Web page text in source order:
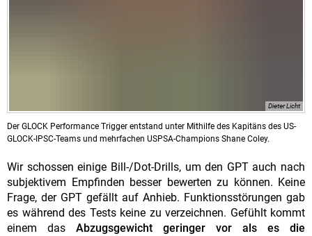
Dieter Licht
Der GLOCK Performance Trigger entstand unter Mithilfe des Kapitäns des US-
GLOCK-IPSC-Teams und mehrfachen USPSA-Champions Shane Coley.
Wir schossen einige Bill-/Dot-Drills, um den GPT auch nach
subjektivem Empfinden besser bewerten zu können. Keine
Frage, der GPT gefällt auf Anhieb. Funktionsstörungen gab
es während des Tests keine zu verzeichnen. Gefühlt kommt
einem das Abzugsgewicht geringer vor als es die